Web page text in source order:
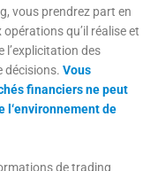
vous prendrez part en
qu’il réalise et
l’explicitation des
décisions. Vous
financiers ne peut
l‘environnement de
de trading